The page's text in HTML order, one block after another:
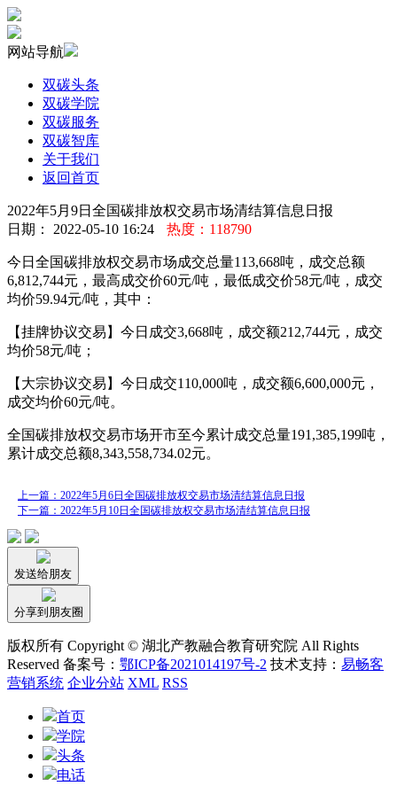
网站导航
双碳头条
双碳学院
双碳服务
双碳智库
关于我们
返回首页
2022年5月9日全国碳排放权交易市场清结算信息日报
日期： 2022-05-10 16:24
热度：118790
今日全国碳排放权交易市场成交总量113,668吨，成交总额
6,812,744元，最高成交价60元/吨，最低成交价58元/吨，成交
均价59.94元/吨，其中：
【挂牌协议交易】今日成交3,668吨，成交额212,744元，成交
均价58元/吨；
【大宗协议交易】今日成交110,000吨，成交额6,600,000元，
成交均价60元/吨。
全国碳排放权交易市场开市至今累计成交总量191,385,199吨，
累计成交总额8,343,558,734.02元。
上一篇：2022年5月6日全国碳排放权交易市场清结算信息日报
下一篇：2022年5月10日全国碳排放权交易市场清结算信息日报
发送给朋友
分享到朋友圈
版权所有 Copyright © 湖北产教融合教育研究院 All Rights
Reserved 备案号： 鄂ICP备2021014197号-2 技术支持： 易畅客
营销系统 企业分站 XML RSS
首页
学院
头条
电话